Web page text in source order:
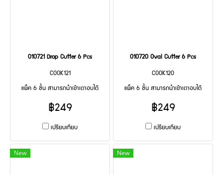
010721 Drop Cutter 6 Pcs
COOK121
แพ็ค 6 ชิ้น สามารถนำเข้าเตาอบได้
฿249
เปรียบเทียบ
010720 Oval Cutter 6 Pcs
COOK120
แพ็ค 6 ชิ้น สามารถนำเข้าเตาอบได้
฿249
เปรียบเทียบ
New New